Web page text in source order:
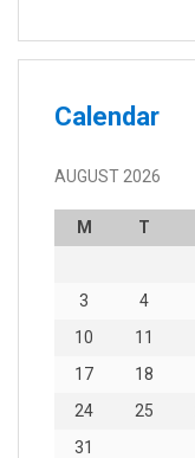
Calendar
AUGUST 2026
M T
3
4
10
11
17
18
24
25
31